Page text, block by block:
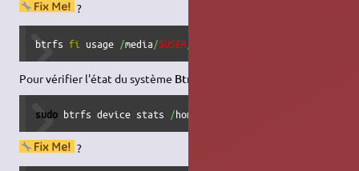
?
btrfs fi usage /media/$USER
Pour vérifier l'état du système Btrfs
sudo btrfs device stats /home
?